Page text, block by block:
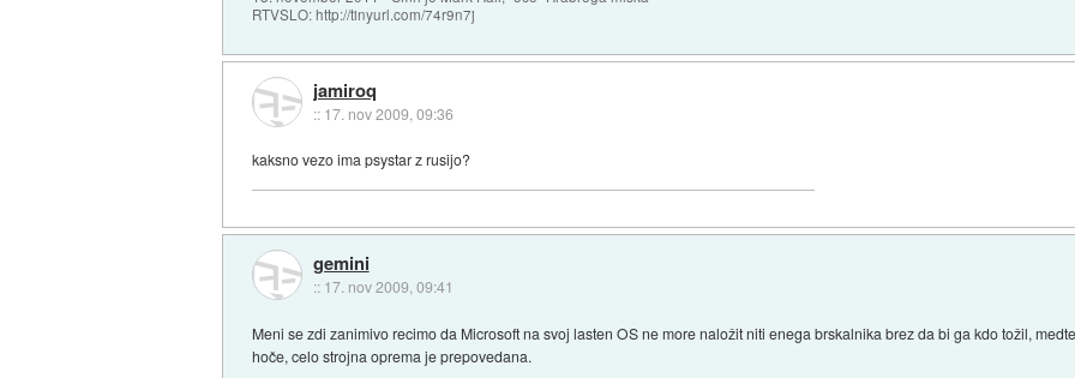
RTVSLO: http://tinyurl.com/74r9n7j
jamiroq
:: 17. nov 2009, 09:36
kaksno vezo ima psystar z rusijo?
gemini
:: 17. nov 2009, 09:41
Meni se zdi zanimivo recimo da Microsoft na svoj lasten OS ne more naložit niti enega brskalnika brez da bi ga kdo tožil,
hoče, celo strojna oprema je prepovedana.